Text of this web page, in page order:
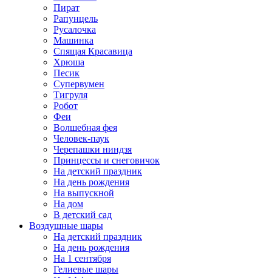
Пират
Рапунцель
Русалочка
Машинка
Спящая Красавица
Хрюша
Песик
Супервумен
Тигруля
Робот
Феи
Волшебная фея
Человек-паук
Черепашки ниндзя
Принцессы и снеговичок
На детский праздник
На день рождения
На выпускной
На дом
В детский сад
Воздушные шары
На детский праздник
На день рождения
На 1 сентября
Гелиевые шары